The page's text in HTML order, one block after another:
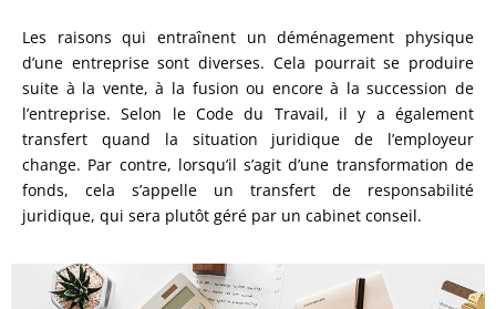
Les raisons qui entraînent un déménagement physique
d’une entreprise sont diverses. Cela pourrait se produire
suite à la vente, à la fusion ou encore à la succession de
l’entreprise. Selon le Code du Travail, il y a également
transfert quand la situation juridique de l’employeur
change. Par contre, lorsqu’il s’agit d’une transformation de
fonds, cela s’appelle un transfert de responsabilité
juridique, qui sera plutôt géré par un cabinet conseil.